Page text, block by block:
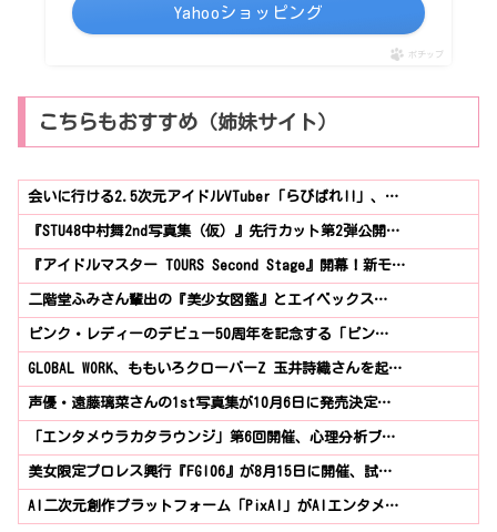
Yahooショッピング
ポチップ
こちらもおすすめ（姉妹サイト）
会いに行ける2.5次元アイドルVTuber「らびぱれ!!」、…
『STU48中村舞2nd写真集（仮）』先行カット第2弾公開…
『アイドルマスター TOURS Second Stage』開幕！新モ…
二階堂ふみさん輩出の『美少女図鑑』とエイベックス…
ピンク・レディーのデビュー50周年を記念する「ピン…
GLOBAL WORK、ももいろクローバーZ 玉井詩織さんを起…
声優・遠藤璃菜さんの1st写真集が10月6日に発売決定…
「エンタメウラカタラウンジ」第6回開催、心理分析ブ…
美女限定プロレス興行『FGI06』が8月15日に開催、試…
AI二次元創作プラットフォーム「PixAI」がAIエンタメ…